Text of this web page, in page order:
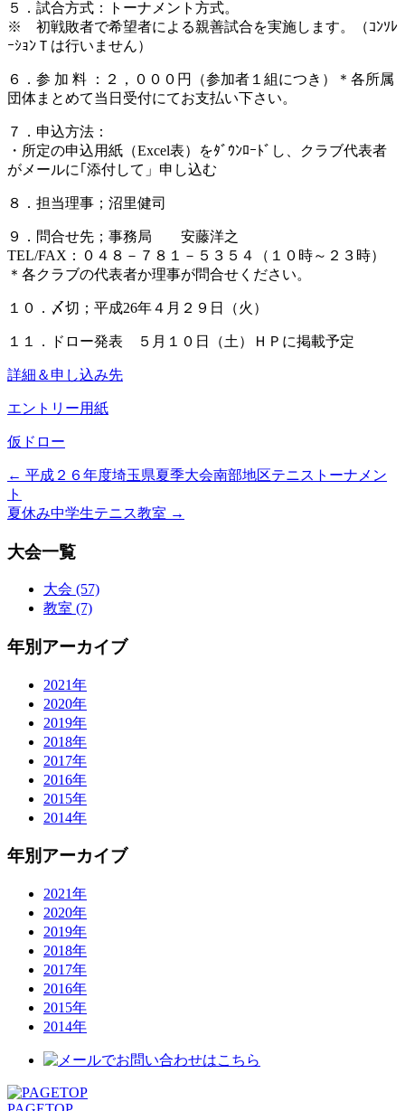
５．試合方式：トーナメント方式。
※ 初戦敗者で希望者による親善試合を実施します。（ｺﾝｿﾚ
ｰｼｮﾝＴは行いません）
６．参 加 料 ：２，０００円（参加者１組につき）＊各所属
団体まとめて当日受付にてお支払い下さい。
７．申込方法：
・所定の申込用紙（Excel表）をﾀﾞｳﾝﾛｰﾄﾞし、クラブ代表者
がメールに｢添付して」申し込む
８．担当理事；沼里健司
９．問合せ先；事務局 安藤洋之
TEL/FAX：０４８－７８１－５３５４（１０時～２３時）
＊各クラブの代表者か理事が問合せください。
１０．〆切；平成26年４月２９日（火）
１１．ドロー発表 ５月１０日（土）ＨＰに掲載予定
詳細＆申し込み先
エントリー用紙
仮ドロー
← 平成２６年度埼玉県夏季大会南部地区テニストーナメン
ト
夏休み中学生テニス教室 →
大会一覧
大会 (57)
教室 (7)
年別アーカイブ
2021年
2020年
2019年
2018年
2017年
2016年
2015年
2014年
年別アーカイブ
2021年
2020年
2019年
2018年
2017年
2016年
2015年
2014年